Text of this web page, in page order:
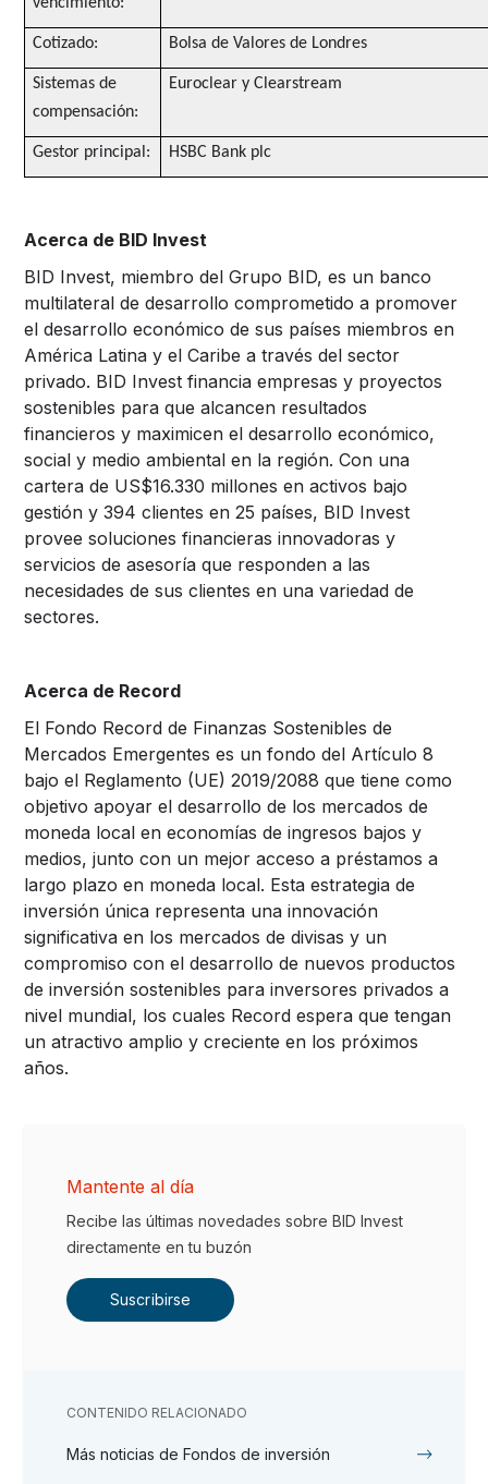
vencimiento:
Cotizado: Bolsa de Valores de Londres
Sistemas de
compensación:
Euroclear y Clearstream
Gestor principal: HSBC Bank plc
Acerca de BID Invest
BID Invest, miembro del Grupo BID, es un banco
multilateral de desarrollo comprometido a promover
el desarrollo económico de sus países miembros en
América Latina y el Caribe a través del sector
privado. BID Invest financia empresas y proyectos
sostenibles para que alcancen resultados
financieros y maximicen el desarrollo económico,
social y medio ambiental en la región. Con una
cartera de US$16.330 millones en activos bajo
gestión y 394 clientes en 25 países, BID Invest
provee soluciones financieras innovadoras y
servicios de asesoría que responden a las
necesidades de sus clientes en una variedad de
sectores.
Acerca de Record
El Fondo Record de Finanzas Sostenibles de
Mercados Emergentes es un fondo del Artículo 8
bajo el Reglamento (UE) 2019/2088 que tiene como
objetivo apoyar el desarrollo de los mercados de
moneda local en economías de ingresos bajos y
medios, junto con un mejor acceso a préstamos a
largo plazo en moneda local. Esta estrategia de
inversión única representa una innovación
significativa en los mercados de divisas y un
compromiso con el desarrollo de nuevos productos
de inversión sostenibles para inversores privados a
nivel mundial, los cuales Record espera que tengan
un atractivo amplio y creciente en los próximos
años.
Mantente al día
Recibe las últimas novedades sobre BID Invest
directamente en tu buzón
Suscribirse
CONTENIDO RELACIONADO
Más noticias de Fondos de inversión